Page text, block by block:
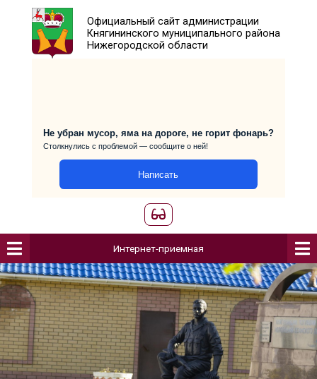
Официальный сайт
Княгининского муниципального
Не убран мусор, яма на дороге, не горит
Интернет-приемная